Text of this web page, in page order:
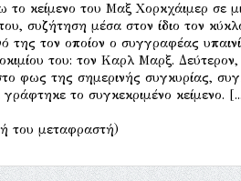
το κείμενο του Μαξ Χορκχάιμερ σε
συζήτηση μέσα στον ίδιο τον
της τον οποίον ο συγγραφέας
του: τον Καρλ Μαρξ.
φως της σημερινής συγκυρίας,
γράφτηκε το συγκεκριμένο κείμενο.
του μεταφραστή)